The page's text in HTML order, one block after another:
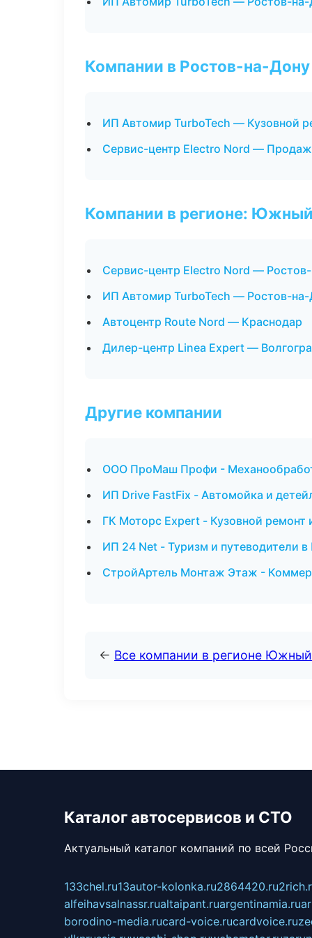
Компании в Ростов-на-Дону
ИП Автомир TurboTech — Кузовной
Сервис-центр Electro Nord —
Компании в регионе:
Сервис-центр Electro Nord —
ИП Автомир TurboTech — Ростов-
Автоцентр Route Nord — Краснодар
Дилер-центр Linea Expert —
Другие компании
ООО ПроМаш Профи -
ИП Drive FastFix - Автомойка и
ГК Моторс Expert - Кузовной ремонт
ИП 24 Net - Туризм и путеводители в
СтройАртель Монтаж Этаж -
← Все компании в регионе
Каталог автосервисов и СТО
Актуальный каталог компаний по всей
133chel.ru13autor-kolonka.ru2864420.ru
alfeihavsalnassr.rualtaipant.ruargentinamia.ru
borodino-media.rucard-voice.rucardvoice.ru